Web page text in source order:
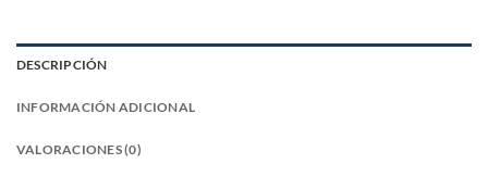
DESCRIPCIÓN
INFORMACIÓN ADICIONAL
VALORACIONES (0)